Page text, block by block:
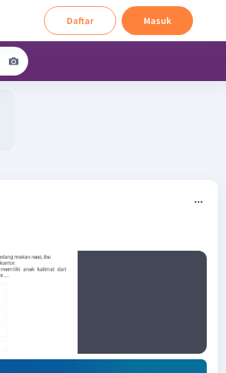
Daftar Masuk